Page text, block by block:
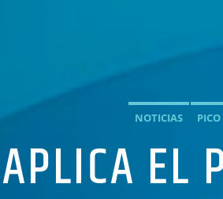
NOTICIAS
EL